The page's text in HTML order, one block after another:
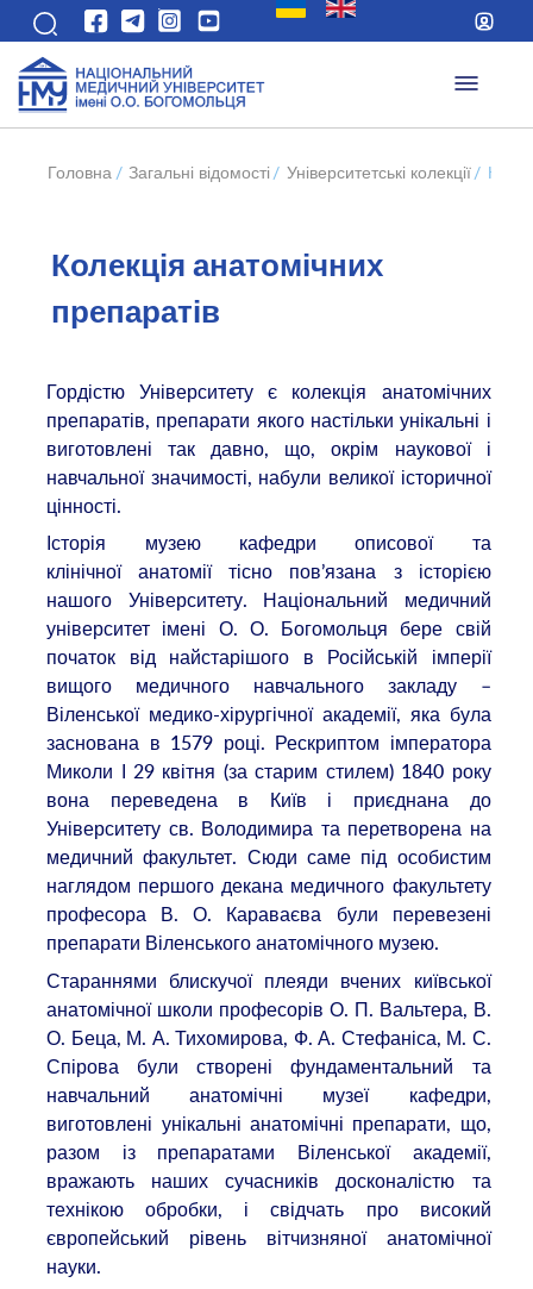
Головна / Загальні відомості / Університетські колекції/
Колекція анатомічних
препаратів
Гордістю Університету є колекція анатомічних
препаратів, препарати якого настільки унікальні і
виготовлені так давно, що, окрім наукової і
навчальної значимості, набули великої історичної
цінності.
Історія музею кафедри описової та
клінічної анатомії тісно пов’язана з історією
нашого Університету. Національний медичний
університет імені О. О. Богомольця бере свій
початок від найстарішого в Російській імперії
вищого медичного навчального закладу –
Віленської медико-хірургічної академії, яка була
заснована в 1579 році. Рескриптом імператора
Миколи І 29 квітня (за старим стилем) 1840 року
вона переведена в Київ і приєднана до
Університету св. Володимира та перетворена на
медичний факультет. Сюди саме під особистим
наглядом першого декана медичного факультету
професора В. О. Караваєва були перевезені
препарати Віленського анатомічного музею.
Стараннями блискучої плеяди вчених київської
анатомічної школи професорів О. П. Вальтера, В.
О. Беца, М. А. Тихомирова, Ф. А. Стефаніса, М. С.
Спірова були створені фундаментальний та
навчальний анатомічні музеї кафедри,
виготовлені унікальні анатомічні препарати, що,
разом із препаратами Віленської академії,
вражають наших сучасників досконалістю та
технікою обробки, і свідчать про високий
європейський рівень вітчизняної анатомічної
науки.